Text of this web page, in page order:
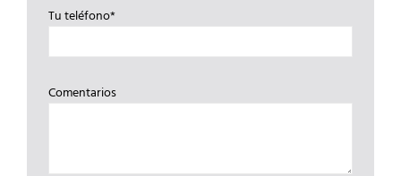
Tu teléfono*
Comentarios